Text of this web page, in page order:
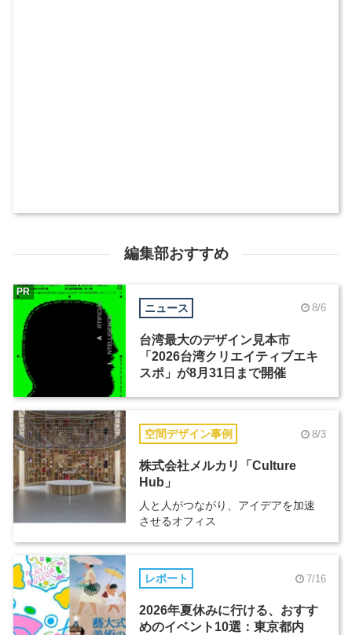
編集部おすすめ
ニュース 8/6
台湾最大のデザイン見本市
「2026台湾クリエイティブエキ
スポ」が8月31日まで開催
PR
空間デザイン事例 8/3
株式会社メルカリ「Culture
Hub」
人と人がつながり、アイデアを加速
させるオフィス
レポート 7/16
2026年夏休みに行ける、おすす
めのイベント10選：東京都内